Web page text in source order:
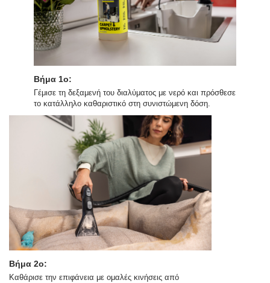
Βήμα 1ο:
Γέμισε τη δεξαμενή του διαλύματος με νερό και πρόσθεσε
το κατάλληλο καθαριστικό στη συνιστώμενη δόση.
Βήμα 2ο:
Καθάρισε την επιφάνεια με ομαλές κινήσεις από